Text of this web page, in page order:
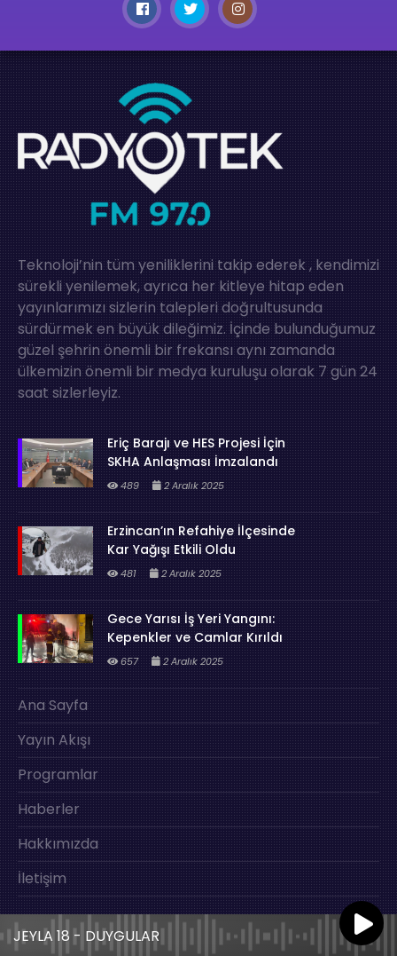
JEYLA 18 - DUYGULAR
Teknoloji’nin tüm yeniliklerini takip ederek , kendimizi
sürekli yenilemek, ayrıca her kitleye hitap eden
yayınlarımızı sizlerin talepleri doğrultusunda
sürdürmek en büyük dileğimiz. İçinde bulunduğumuz
güzel şehrin önemli bir frekansı aynı zamanda
ülkemizin önemli bir medya kuruluşu olarak 7 gün 24
saat sizlerleyiz.
Eriç Barajı ve HES Projesi İçin
SKHA Anlaşması İmzalandı
489 2 Aralık 2025
Erzincan’ın Refahiye İlçesinde
Kar Yağışı Etkili Oldu
481 2 Aralık 2025
Gece Yarısı İş Yeri Yangını:
Kepenkler ve Camlar Kırıldı
657 2 Aralık 2025
Ana Sayfa
Yayın Akışı
Programlar
Haberler
Hakkımızda
İletişim